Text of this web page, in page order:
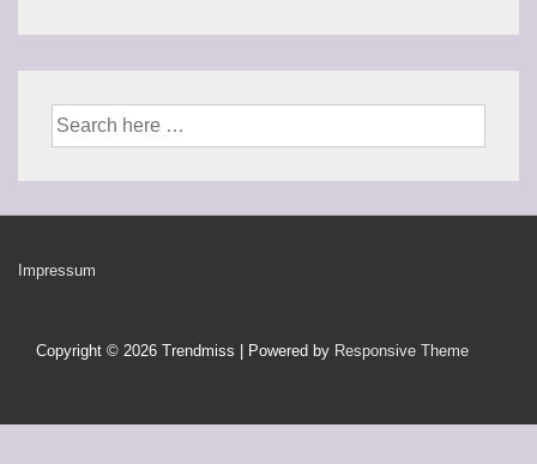
Suche
nach:
Footer-
Impressum
Copyright © 2026 Trendmiss | Powered by Responsive Theme